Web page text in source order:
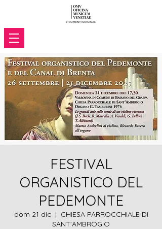
FESTIVAL
ORGANISTICO DEL
PEDEMONTE
dom 21 dic
  |
CHIESA PARROCCHIALE DI
SANT'AMBROGIO